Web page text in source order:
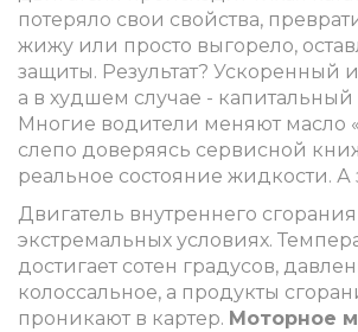
потеряло свои свойства,
жижу или просто выгорело,
защиты. Результат? Ускоренный
а в худшем случае - капитальный
Многие водители меняют масло
слепо доверяясь сервисной
реальное состояние жидкости. А
Двигатель внутреннего сгорания
экстремальных условиях.
достигает сотен градусов,
колоссальное, а продукты
проникают в картер. Моторное